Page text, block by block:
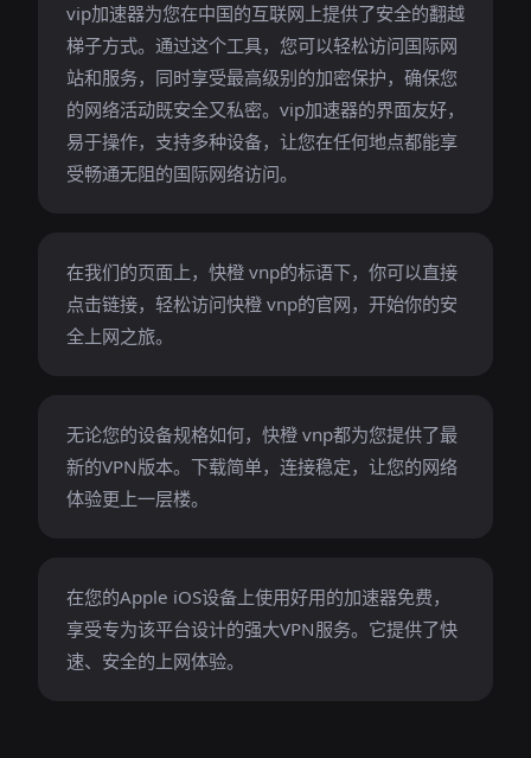
vip加速器为您在中国的互联网上提供了安全的翻越
梯子方式。通过这个工具，您可以轻松访问国际网
站和服务，同时享受最高级别的加密保护，确保您
的网络活动既安全又私密。vip加速器的界面友好，
易于操作，支持多种设备，让您在任何地点都能享
受畅通无阻的国际网络访问。
在我们的页面上，快橙 vnp的标语下，你可以直接
点击链接，轻松访问快橙 vnp的官网，开始你的安
全上网之旅。
无论您的设备规格如何，快橙 vnp都为您提供了最
新的VPN版本。下载简单，连接稳定，让您的网络
体验更上一层楼。
在您的Apple iOS设备上使用好用的加速器免费，
享受专为该平台设计的强大VPN服务。它提供了快
速、安全的上网体验。